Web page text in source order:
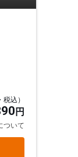
込）
円
ついて